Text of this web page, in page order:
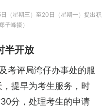
（星期三）至20日（星期一）提出积
子峰摄）
半开放
考评局湾仔办事处的服
提早为考生服务，时
分，处理考生的申请